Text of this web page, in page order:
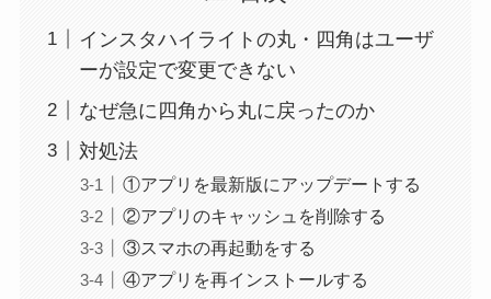
インスタハイライトの丸・四角はユーザ
ーが設定で変更できない
なぜ急に四角から丸に戻ったのか
対処法
①アプリを最新版にアップデートする
②アプリのキャッシュを削除する
③スマホの再起動をする
④アプリを再インストールする